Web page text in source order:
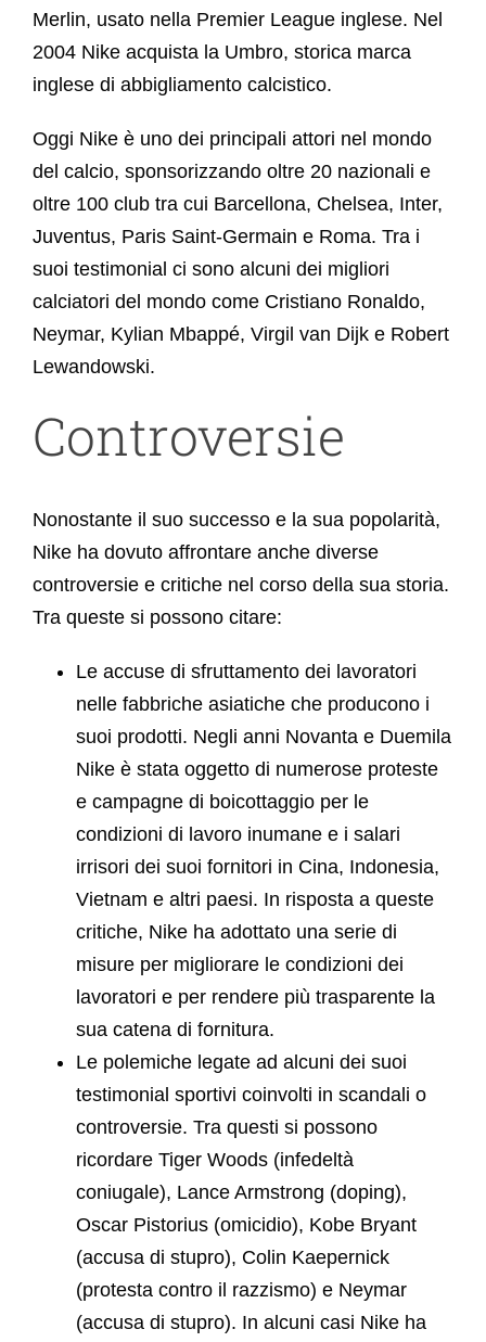
Merlin, usato nella Premier League inglese. Nel
2004 Nike acquista la Umbro, storica marca
inglese di abbigliamento calcistico.
Oggi Nike è uno dei principali attori nel mondo
del calcio, sponsorizzando oltre 20 nazionali e
oltre 100 club tra cui Barcellona, Chelsea, Inter,
Juventus, Paris Saint-Germain e Roma. Tra i
suoi testimonial ci sono alcuni dei migliori
calciatori del mondo come Cristiano Ronaldo,
Neymar, Kylian Mbappé, Virgil van Dijk e Robert
Lewandowski.
Controversie
Nonostante il suo successo e la sua popolarità,
Nike ha dovuto affrontare anche diverse
controversie e critiche nel corso della sua storia.
Tra queste si possono citare:
Le accuse di sfruttamento dei lavoratori
nelle fabbriche asiatiche che producono i
suoi prodotti. Negli anni Novanta e Duemila
Nike è stata oggetto di numerose proteste
e campagne di boicottaggio per le
condizioni di lavoro inumane e i salari
irrisori dei suoi fornitori in Cina, Indonesia,
Vietnam e altri paesi. In risposta a queste
critiche, Nike ha adottato una serie di
misure per migliorare le condizioni dei
lavoratori e per rendere più trasparente la
sua catena di fornitura.
Le polemiche legate ad alcuni dei suoi
testimonial sportivi coinvolti in scandali o
controversie. Tra questi si possono
ricordare Tiger Woods (infedeltà
coniugale), Lance Armstrong (doping),
Oscar Pistorius (omicidio), Kobe Bryant
(accusa di stupro), Colin Kaepernick
(protesta contro il razzismo) e Neymar
(accusa di stupro). In alcuni casi Nike ha